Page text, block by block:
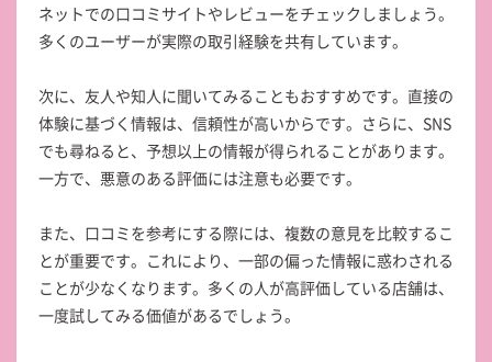
ネットでの口コミサイトやレビューをチェックしましょう。
多くのユーザーが実際の取引経験を共有しています。
次に、友人や知人に聞いてみることもおすすめです。直接の
体験に基づく情報は、信頼性が高いからです。さらに、SNS
でも尋ねると、予想以上の情報が得られることがあります。
一方で、悪意のある評価には注意も必要です。
また、口コミを参考にする際には、複数の意見を比較するこ
とが重要です。これにより、一部の偏った情報に惑わされる
ことが少なくなります。多くの人が高評価している店舗は、
一度試してみる価値があるでしょう。